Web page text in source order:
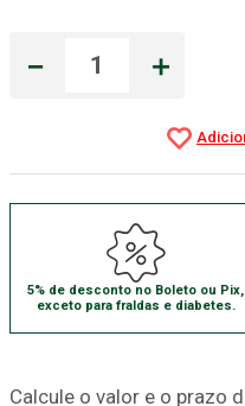
＋
－
5% de desconto no Boleto ou Pix,
exceto para fraldas e diabetes.
Gaze